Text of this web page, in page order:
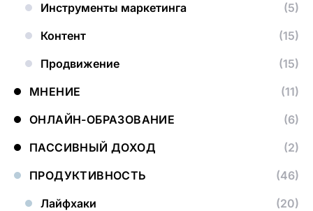
Инструменты маркетинга
(5)
Контент
(15)
Продвижение
(15)
МНЕНИЕ
(11)
ОНЛАЙН-ОБРАЗОВАНИЕ
(6)
ПАССИВНЫЙ ДОХОД
(2)
ПРОДУКТИВНОСТЬ
(46)
Лайфхаки
(20)